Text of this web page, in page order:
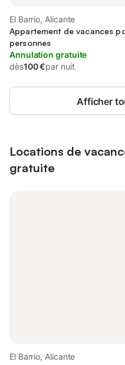
El Barrio, Alicante
Appartement de vacances
personnes
Annulation gratuite
dès100 €par nuit
Afficher
Locations de
gratuite
El Barrio, Alicante